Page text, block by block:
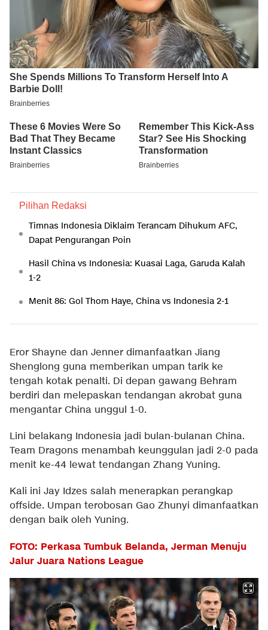
Pilihan Redaksi
Timnas Indonesia Diklaim Terancam Dihukum AFC,
Dapat Pengurangan Poin
Hasil China vs Indonesia: Kuasai Laga, Garuda Kalah
1-2
Menit 86: Gol Thom Haye, China vs Indonesia 2-1
Eror Shayne dan Jenner dimanfaatkan Jiang
Shenglong guna memberikan umpan tarik ke
tengah kotak penalti. Di depan gawang Behram
berdiri dan melepaskan tendangan akrobat guna
mengantar China unggul 1-0.
Lini belakang Indonesia jadi bulan-bulanan China.
Team Dragons menambah keunggulan jadi 2-0 pada
menit ke-44 lewat tendangan Zhang Yuning.
Kali ini Jay Idzes salah menerapkan perangkap
offside. Umpan terobosan Gao Zhunyi dimanfaatkan
dengan baik oleh Yuning.
FOTO: Perkasa Tumbuk Belanda, Jerman Menuju
Jalur Juara Nations League